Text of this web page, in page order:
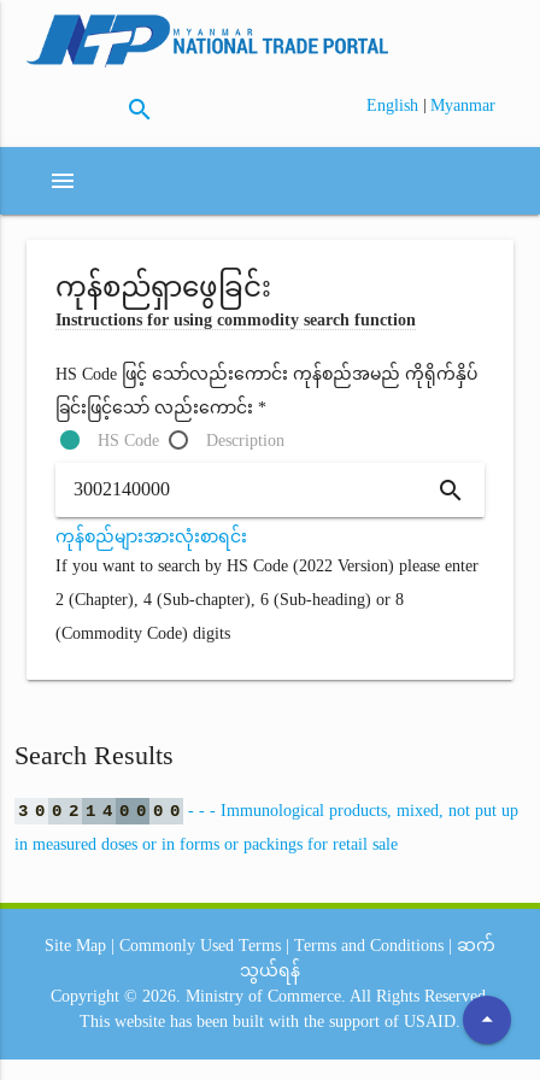
search English | Myanmar
menu
ကုန်စည်ရှာဖွေခြင်း
Instructions for using commodity search function
HS Code ဖြင့် သော်လည်းကောင်း ကုန်စည်အမည် ကိုရိုက်နှိပ်
ခြင်းဖြင့်သော် လည်းကောင်း *
HS Code
Description
search
ကုန်စည်များအားလုံးစာရင်း
If you want to search by HS Code (2022 Version) please enter
2 (Chapter), 4 (Sub-chapter), 6 (Sub-heading) or 8
(Commodity Code) digits
Search Results
3 0 0 2 1 4 0 0 0 0 - - - Immunological products, mixed, not put up
in measured doses or in forms or packings for retail sale
arrow_drop_up
Site Map Commonly Used Terms Terms and Conditions
ဆက်
သွယ်ရန်
Copyright © 2026. Ministry of Commerce. All Rights Reserved.
This website has been built with the support of USAID.